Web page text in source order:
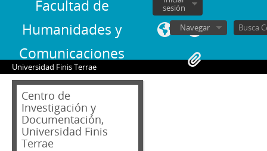
Facultad de
Humanidades y
Comunicaciones
sesión
Navegar
Universidad Finis Terrae
Centro de
Investigación y
Documentación,
Universidad Finis
Terrae
83 - Martínez Busch, Jorge
85 - Martínez Busch, Jorge
86 - Fresno, Juan Francisco; Zabala, José.
87 - Fresno, Juan Francisco
88 - Silva Solar, Julio
90 - Martínez Busch, Jorge
91 - Krauss, Enrique
92 - Frei B., Arturo